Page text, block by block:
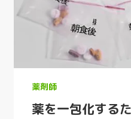
薬剤師
薬を一包化する